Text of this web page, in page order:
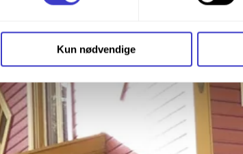
Du kan lese mer om hvordan vi bruker
personopplysninger på vår side
Kun nødvendige